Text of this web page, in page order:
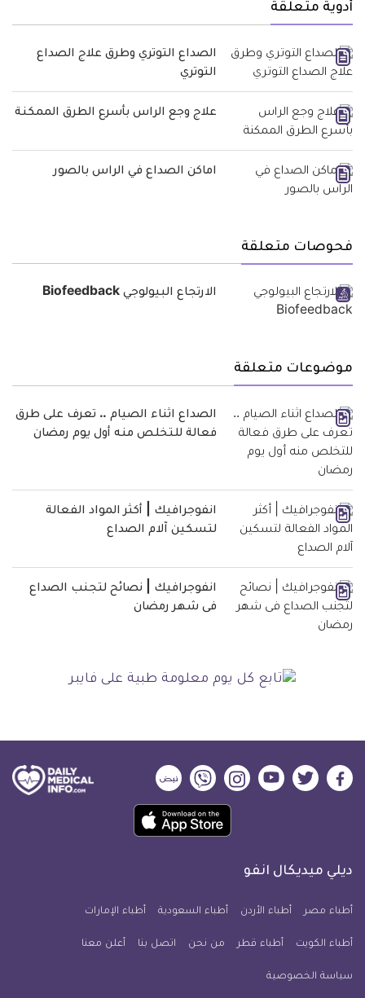
أدوية متعلقة
الصداع التوتري وطرق علاج الصداع
التوتري
علاج وجع الراس بأسرع الطرق الممكنة
اماكن الصداع في الراس بالصور
فحوصات متعلقة
الارتجاع البيولوجي Biofeedback
موضوعات متعلقة
الصداع اثناء الصيام .. تعرف على طرق
فعالة للتخلص منه أول يوم رمضان
انفوجرافيك | أكثر المواد الفعالة
لتسكين آلام الصداع
انفوجرافيك | نصائح لتجنب الصداع
فى شهر رمضان
ديلي
فيسبوك
ديلي
تويتر
ديلي
ميديكال
يوتيوب
ديلي
ميديكال
انفو
ديلي
ميديكال
انفو
ديلي
ميديكال
انفو
حمل
تطبيق
معلومة
للآيفون
ديلي ميديكال انفو
أطباء مصر أطباء الأردن أطباء السعودية أطباء الإمارات
أطباء الكويت أطباء قطر من نحن اتصل بنا أعلن معنا
سياسة الخصوصية